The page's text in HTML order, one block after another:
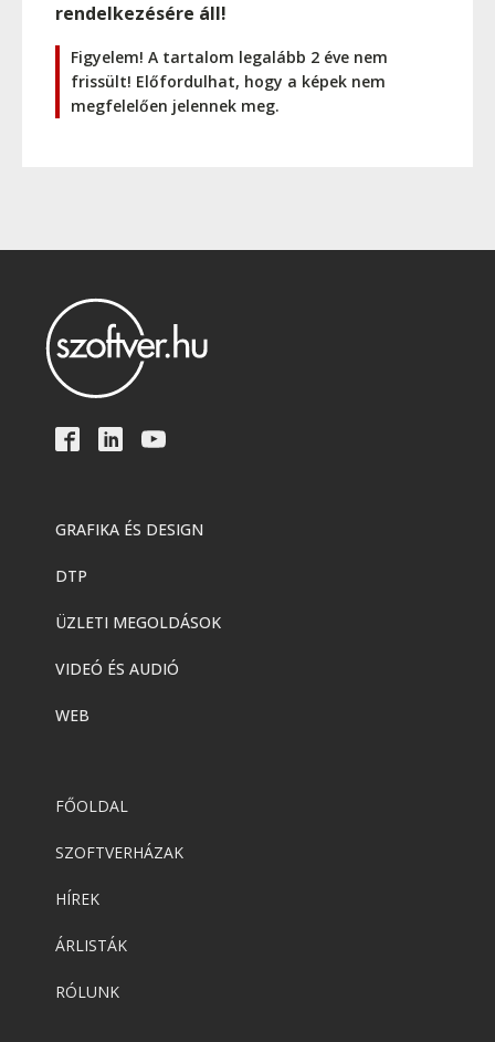
rendelkezésére áll!
Figyelem! A tartalom legalább 2 éve nem
frissült! Előfordulhat, hogy a képek nem
megfelelően jelennek meg.
GRAFIKA ÉS DESIGN
DTP
ÜZLETI MEGOLDÁSOK
VIDEÓ ÉS AUDIÓ
WEB
FŐOLDAL
SZOFTVERHÁZAK
HÍREK
ÁRLISTÁK
RÓLUNK